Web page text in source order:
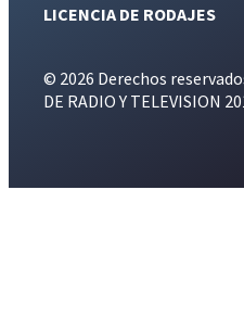
LICENCIA DE RODAJES
© 2026 Derechos
DE RADIO Y TELEVISION